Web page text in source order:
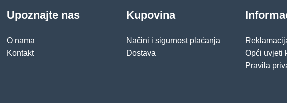
Upoznajte nas
O nama
Kontakt
Kupovina
Načini i sigurnost plaćanja
Dostava
Opći uvjeti
Pravila